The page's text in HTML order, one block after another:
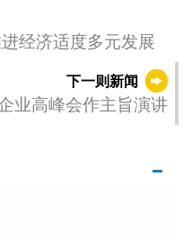
经济适度多元发展
下一则新闻
业高峰会作主旨演讲